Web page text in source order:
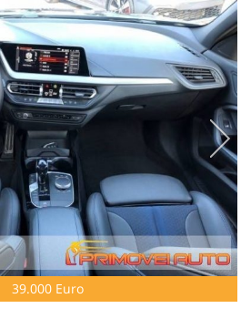
39.000 Euro